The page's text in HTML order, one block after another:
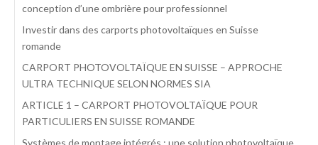
conception d’une ombrière pour professionnel
Investir dans des carports photovoltaïques en Suisse
romande
CARPORT PHOTOVOLTAÏQUE EN SUISSE – APPROCHE
ULTRA TECHNIQUE SELON NORMES SIA
ARTICLE 1 – CARPORT PHOTOVOLTAÏQUE POUR
PARTICULIERS EN SUISSE ROMANDE
Systèmes de montage intégrés : une solution photovoltaïque